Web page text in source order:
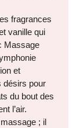
fragrances
vanille qui
Massage
et
désirs pour
du bout des
l’air.
; il